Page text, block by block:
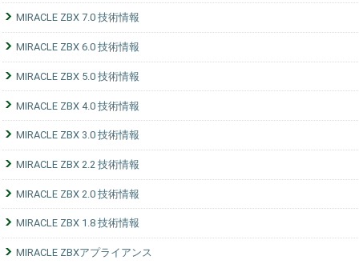
MIRACLE ZBX 7.0 技術情報
MIRACLE ZBX 6.0 技術情報
MIRACLE ZBX 5.0 技術情報
MIRACLE ZBX 4.0 技術情報
MIRACLE ZBX 3.0 技術情報
MIRACLE ZBX 2.2 技術情報
MIRACLE ZBX 2.0 技術情報
MIRACLE ZBX 1.8 技術情報
MIRACLE ZBXアプライアンス